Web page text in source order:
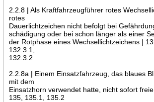
2.2.8 | Als Kraftfahrzeugführer rotes
rotes
Dauerlichtzeichen nicht befolgt bei
schädigung oder bei schon länger als einer
der Rotphase eines Wechsellichtzeichens |
132.3.1,
132.3.2
2.2.8a | Einem Einsatzfahrzeug, das blaues
mit dem
Einsatzhorn verwendet hatte, nicht sofort
135, 135.1, 135.2